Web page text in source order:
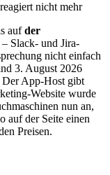
nicht mehr
aufder
– Slack- und Jira-
nicht einfach
3. August 2026
Der App-Host gibt
Website wurde
nun an,
auf der Seite einen
Preisen.